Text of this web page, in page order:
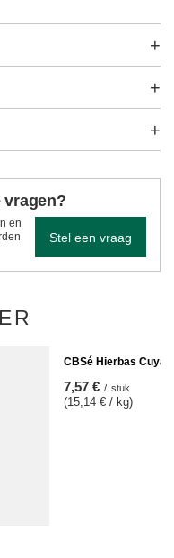
vragen?
en
Stel een vraag
CBSé Hierbas
7,57 € / stuk
(15,14 € / kg)